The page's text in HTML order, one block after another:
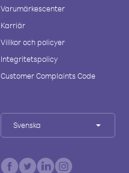
Varumärkescenter
Karriär
Villkor och policyer
Integritetspolicy
Customer Complaints Code
Svenska